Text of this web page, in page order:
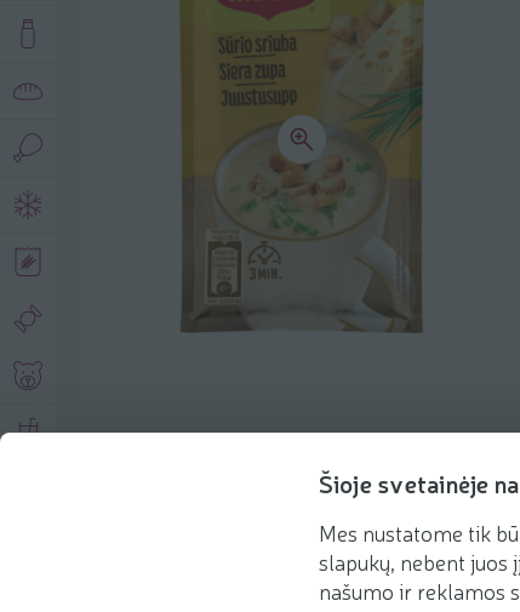
Šioje svetainėje
Mes nustatome tik
slapukų, nebent juos
našumo ir reklamos
Product description
Recommendations